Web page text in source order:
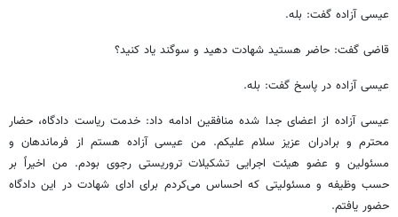
عیسی آزاده گفت: بله.
قاضی گفت: حاضر هستید شهادت دهید و سوگند یاد کنید؟
عیسی آزاده در پاسخ گفت: بله.
عیسی آزاده از اعضای جدا شده منافقین ادامه داد: خدمت ریاست دادگاه، حضار
محترم و برادران عزیز سلام علیکم. من عیسی آزاده هستم از فرماندهان و
مسئولین و عضو هیئت اجرایی تشکیلات تروریستیرجوی بودم. من اخیراً بر
حسب وظیفه و مسئولیتی که احساس می‌کردم برای ادای شهادت در این دادگاه
حضور یافتم.